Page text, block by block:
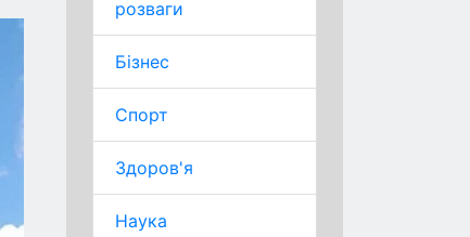
розваги
Бізнес
Спорт
Здоров'я
Наука